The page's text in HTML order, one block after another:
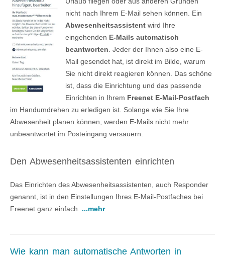
nicht nach Ihrem E-Mail sehen können. Ein
Abwesenheitsassistent wird Ihre
eingehenden E-Mails automatisch
beantworten . Jeder der Ihnen also eine E-
Mail gesendet hat, ist direkt im Bilde, warum
Sie nicht direkt reagieren können. Das schöne
ist, dass die Einrichtung und das passende
Einrichten in Ihrem Freenet E-Mail-Postfach
im Handumdrehen zu erledigen ist. Solange wie Sie Ihre
Abwesenheit planen können, werden E-Mails nicht mehr
unbeantwortet im Posteingang versauern.
Den Abwesenheitsassistenten einrichten
Das Einrichten des Abwesenheitsassistenten, auch Responder
genannt, ist in den Einstellungen Ihres E-Mail-Postfaches bei
Freenet ganz einfach. ...mehr
Wie kann man automatische Antworten in